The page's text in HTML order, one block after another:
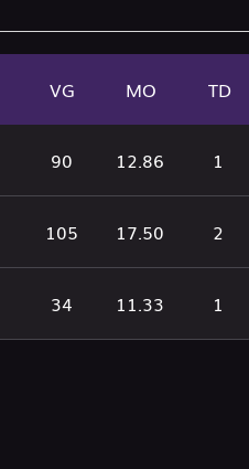
VG MO TD
90 12.86 1
105 17.50 2
34 11.33 1